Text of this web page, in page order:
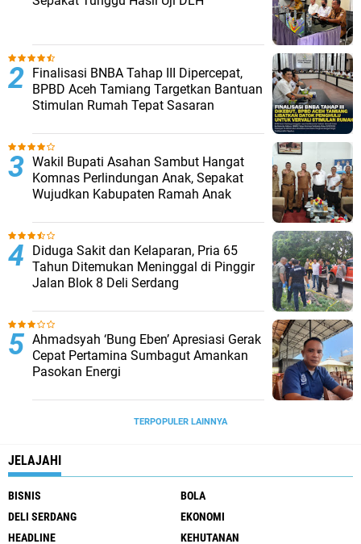
Finalisasi BNBA Tahap III Dipercepat,
BPBD Aceh Tamiang Targetkan Bantuan
Stimulan Rumah Tepat Sasaran
Wakil Bupati Asahan Sambut Hangat
Komnas Perlindungan Anak, Sepakat
Wujudkan Kabupaten Ramah Anak
Diduga Sakit dan Kelaparan, Pria 65
Tahun Ditemukan Meninggal di Pinggir
Jalan Blok 8 Deli Serdang
Ahmadsyah ‘Bung Eben’ Apresiasi Gerak
Cepat Pertamina Sumbagut Amankan
Pasokan Energi
TERPOPULER LAINNYA
JELAJAHI
BISNIS
BOLA
DELI SERDANG
EKONOMI
HEADLINE
KEHUTANAN